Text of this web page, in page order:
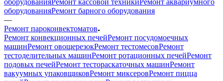
оборудованияРемонт барного оборудования
—
Ремонт пароконвектоматов
Ремонт конвекционных печейРемонт посудомоечных
машинРемонт овощерезокРемонт тестомесовРемонт
тестоделительных машинРемонт ротационных печейРемонт
подовых печейРемонт тестораскаточных машинРемонт
вакуумных упаковщиковРемонт миксеровРемонт пицца